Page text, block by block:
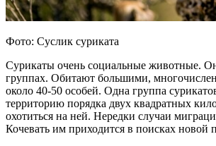
Фото: Суслик суриката
Сурикаты очень социальные животные.
группах. Обитают большими,
около 40-50 особей. Одна группа
территорию порядка двух квадратных
охотиться на ней. Нередки случаи
Кочевать им приходится в поисках новой